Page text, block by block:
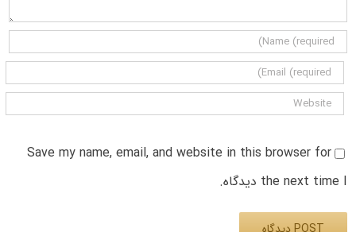
Save my name, email, and website in this browser for
the next time I دیدگاه.